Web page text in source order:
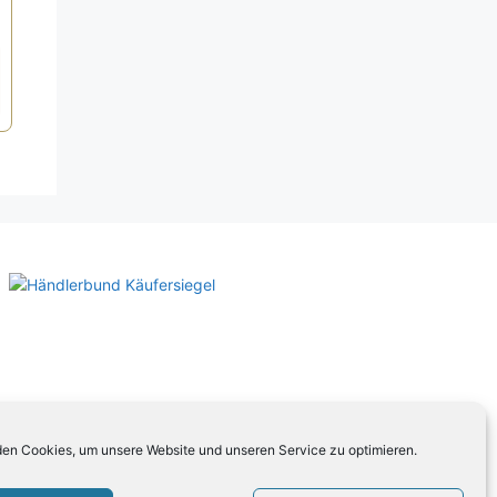
Cookies, um unsere Website und unseren Service zu optimieren.